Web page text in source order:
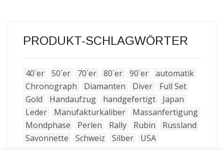
PRODUKT-SCHLAGWÖRTER
40´er 50´er 70´er 80´er 90´er
automatik
Chronograph
Diamanten Diver
Full Set
Gold
Handaufzug handgefertigt
Japan
Leder
Manufakturkaliber
Massanfertigung
Mondphase
Perlen Rally Rubin
Russland
Savonnette
Schweiz Silber USA